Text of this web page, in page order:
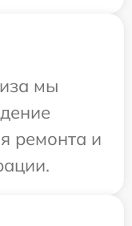
мы
ремонта и